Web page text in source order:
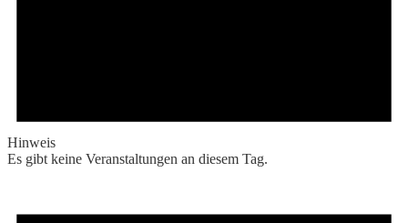
Hinweis
Es gibt keine Veranstaltungen an diesem Tag.